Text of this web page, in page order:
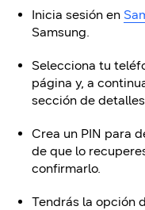
Inicia sesión en
Samsung.
Selecciona tu
página y, a
sección de
Crea un PIN para
de que lo
confirmarlo.
Tendrás la opción